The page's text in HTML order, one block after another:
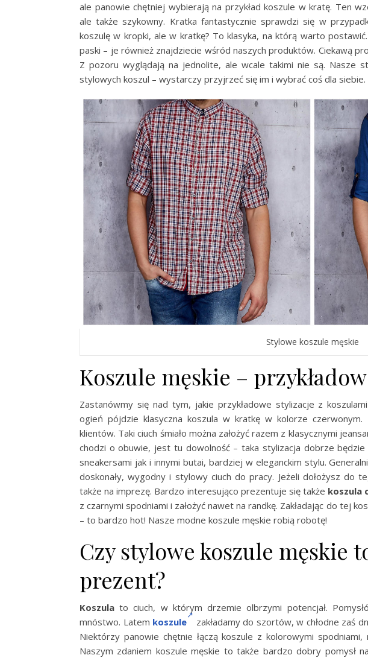
ale panowie chętniej wybierają na przykład koszule w kratę. Ten
ale także szykowny. Kratka fantastycznie sprawdzi się w
koszulę w kropki, ale w kratkę? To klasyka, na którą warto
paski – je również znajdziecie wśród naszych produktów. Ciekawą
Z pozoru wyglądają na jednolite, ale wcale takimi nie są. Nasze
stylowych koszul – wystarczy przyjrzeć się im i wybrać coś dla siebie.
Stylowe koszule męskie
Koszule męskie –
Zastanówmy się nad tym, jakie przykładowe stylizacje z
ogień pójdzie klasyczna koszula w kratkę w kolorze
klientów. Taki ciuch śmiało można założyć razem z klasycznymi
chodzi o obuwie, jest tu dowolność – taka stylizacja dobrze
sneakersami jak i innymi butai, bardziej w eleganckim stylu.
doskonały, wygodny i stylowy ciuch do pracy. Jeżeli dołożysz do
także na imprezę. Bardzo interesująco prezentuje się także koszula
z czarnymi spodniami i założyć nawet na randkę. Zakładając do tej
– to bardzo hot! Nasze modne koszule męskie robią robotę!
Czy stylowe koszule męskie
prezent?
Koszula to ciuch, w którym drzemie olbrzymi potencjał.
mnóstwo. Latem koszule
zakładamy do szortów, w chłodne zaś
Niektórzy panowie chętnie łączą koszule z kolorowymi
Naszym zdaniem koszule męskie to także bardzo dobry pomysł